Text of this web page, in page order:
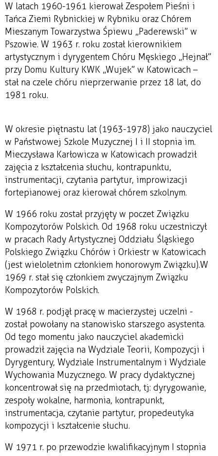
W latach 1960-1961 kierował Zespołem Pieśni i
Tańca Ziemi Rybnickiej w Rybniku oraz Chórem
Mieszanym Towarzystwa Śpiewu „Paderewski” w
Pszowie. W 1963 r. roku został kierownikiem
artystycznym i dyrygentem Chóru Męskiego „Hejnał”
przy Domu Kultury KWK „Wujek” w Katowicach –
stał na czele chóru nieprzerwanie przez 18 lat, do
1981 roku.
W okresie piętnastu lat (1963-1978) jako nauczyciel
w Państwowej Szkole Muzycznej I i II stopnia im.
Mieczysława Karłowicza w Katowicach prowadził
zajęcia z kształcenia słuchu, kontrapunktu,
instrumentacji, czytania partytur, improwizacji
fortepianowej oraz kierował chórem szkolnym.
W 1966 roku został przyjęty w poczet Związku
Kompozytorów Polskich. Od 1968 roku uczestniczył
w pracach Rady Artystycznej Oddziału Śląskiego
Polskiego Związku Chórów i Orkiestr w Katowicach
(jest wieloletnim członkiem honorowym Związku). W
1969 r. stał się członkiem zwyczajnym Związku
Kompozytorów Polskich.
W 1968 r. podjął pracę w macierzystej uczelni -
został powołany na stanowisko starszego asystenta.
Od tego momentu jako nauczyciel akademicki
prowadził zajęcia na Wydziale Teorii, Kompozycji i
Dyrygentury, Wydziale Instrumentalnym i Wydziale
Wychowania Muzycznego. W pracy dydaktycznej
koncentrował się na przedmiotach, tj: dyrygowanie,
zespoły wokalne, harmonia, kontrapunkt,
instrumentacja, czytanie partytur, propedeutyka
kompozycji i kształcenie słuchu.
W 1971 r. po przewodzie kwalifikacyjnym I stopnia